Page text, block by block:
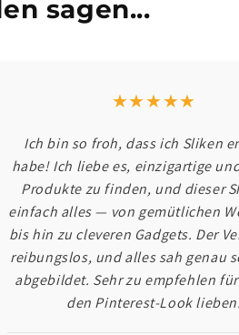
sagen...
★★★★★
Ich bin so froh, dass ich Sliken
habe! Ich liebe es, einzigartige
Produkte zu finden, und dieser
einfach alles — von gemütlichen
bis hin zu cleveren Gadgets. Der
reibungslos, und alles sah genau
abgebildet. Sehr zu empfehlen
den Pinterest-Look lieben.